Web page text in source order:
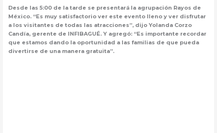
Desde las 5:00 de la tarde se presentará la agrupación Rayos de
México. “Es muy satisfactorio ver este evento lleno y ver disfrutar
a los visitantes de todas las atracciones”, dijo Yolanda Corzo
Candía, gerente de INFIBAGUÉ. Y agregó: “Es importante recordar
que estamos dando la oportunidad a las familias de que pueda
divertirse de una manera gratuita”.